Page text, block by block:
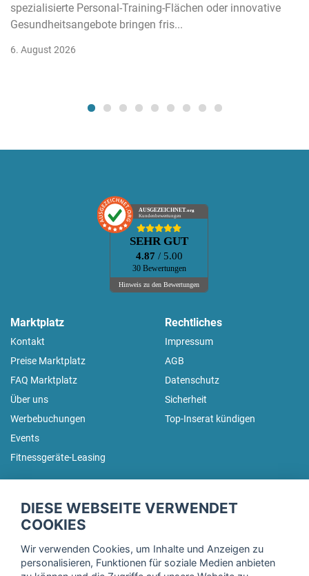
spezialisierte Personal-Training-Flächen oder innovative
Gesundheitsangebote bringen fris...
6. August 2026
AUSGEZEICHNET.org
Kundenbewertungen
SEHR GUT
4.87 / 5.00
30 Bewertungen
Hinweis zu den Bewertungen
Marktplatz
Kontakt
Preise Marktplatz
FAQ Marktplatz
Über uns
Werbebuchungen
Events
Fitnessgeräte-Leasing
Rechtliches
Impressum
AGB
Datenschutz
Sicherheit
Top-Inserat kündigen
Trage dich hier für unseren Newsletter ein und erhalte regelmäßig
DIESE WEBSEITE VERWENDET
COOKIES
Wir verwenden Cookies, um Inhalte und Anzeigen zu
personalisieren, Funktionen für soziale Medien anbieten